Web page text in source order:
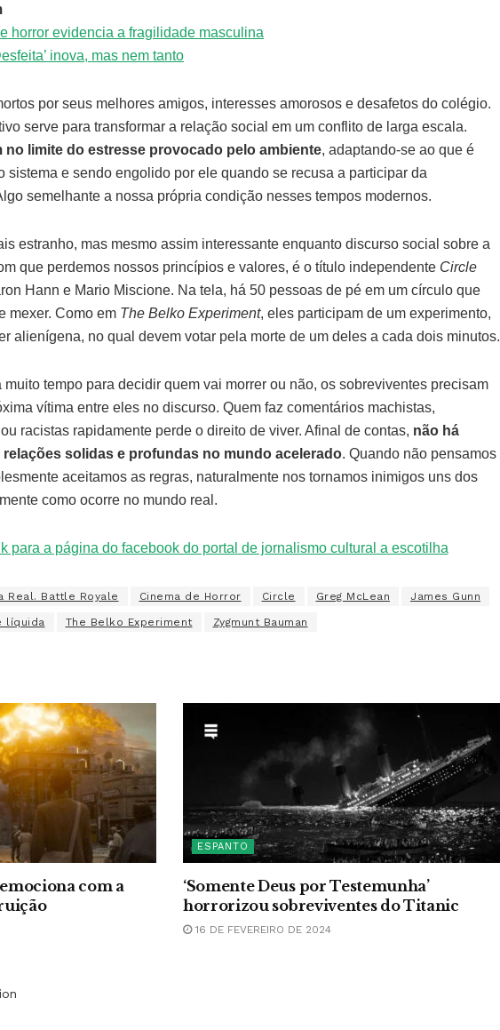
horror evidencia a fragilidade masculina
inova, mas nem tanto
por seus melhores amigos, interesses amorosos e desafetos do colégio.
serve para transformar a relação social em um conflito de larga escala.
no limite do estresse provocado pelo ambiente, adaptando-se ao que é
sistema e sendo engolido por ele quando se recusa a participar da
semelhante a nossa própria condição nesses tempos modernos.
estranho, mas mesmo assim interessante enquanto discurso social sobre a
que perdemos nossos princípios e valores, é o título independente Circle
Hann e Mario Miscione. Na tela, há 50 pessoas de pé em um círculo que
mexer. Como em The Belko Experiment, eles participam de um experimento,
alienígena, no qual devem votar pela morte de um deles a cada dois minutos.
muito tempo para decidir quem vai morrer ou não, os sobreviventes precisam
vítima entre eles no discurso. Quem faz comentários machistas,
racistas rapidamente perde o direito de viver. Afinal de contas, não há
relações solidas e profundas no mundo acelerado. Quando não pensamos
aceitamos as regras, naturalmente nos tornamos inimigos uns dos
como ocorre no mundo real.
Real. Battle Royale Cinema de Horror Circle Greg McLean James Gunn
líquida The Belko Experiment Zygmunt Bauman
com a
ESPANTO
‘Somente Deus por Testemunha’
horrorizou sobreviventes do Titanic
16 DE FEVEREIRO DE 2024